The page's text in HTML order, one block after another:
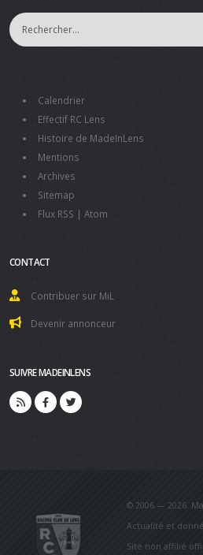
Calendrier
Effectif RC Lens
Histoire de MadeInLens
Mentions
Archives
Sitemap
Flux RSS | Atom
CONTACT
Contribuer sur MiL
Devenir annonceur
SUIVRE MADEINLENS
© 2006 — 2026.
Actualité et
Site non affilié